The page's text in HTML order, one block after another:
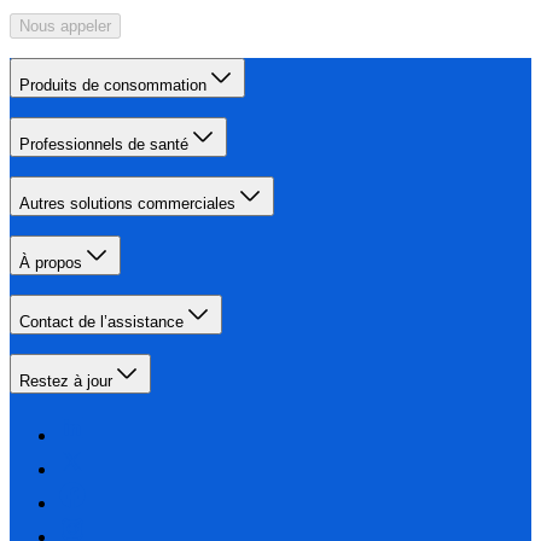
Nous appeler
Produits de consommation
Professionnels de santé
Autres solutions commerciales
À propos
Contact de l’assistance
Restez à jour